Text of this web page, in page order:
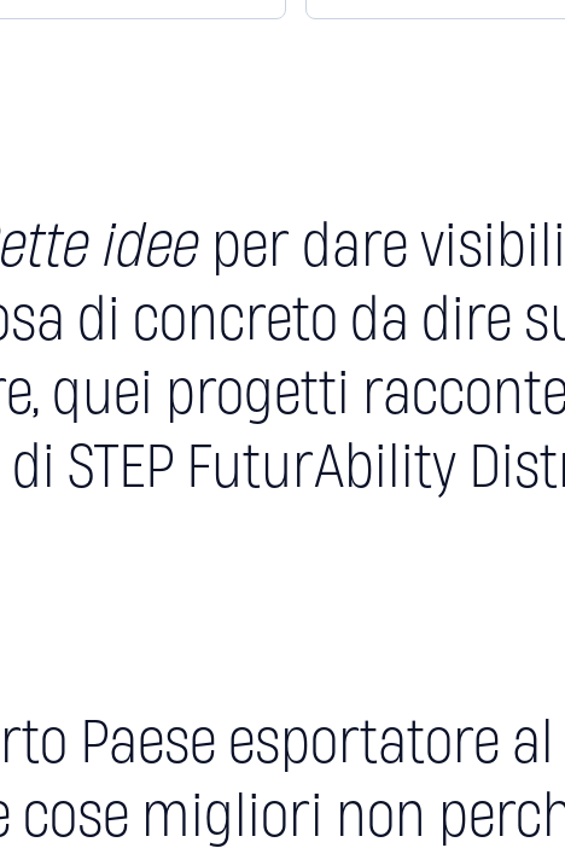
idee per dare
di concreto da dire
quei progetti
STEP FuturAbility
Paese esportatore
cose migliori non